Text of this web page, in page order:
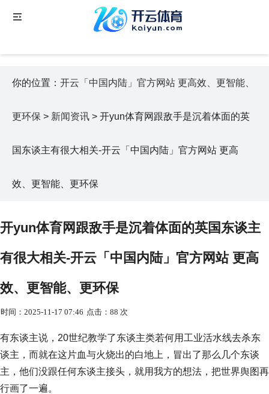
你的位置： 开云「中国内陆」官方网站 更高效、更智能、
更环保 > 新闻资讯 > 开yun体育网跟敌手是沉着体面的英
国东谈主有很大相关-开云「中国内陆」官方网站 更高
效、更智能、更环保
开yun体育网跟敌手是沉着体面的英国东谈主
有很大相关-开云「中国内陆」官方网站 更高
效、更智能、更环保
时间：2025-11-17 07:46 点击：88 次
有东谈主说，20世纪教学了东谈主类若何用工业活水线去杀东
谈主，而就在这片血与火烧出的白地上，冒出了那么几个东谈
主，他们没跟任何东谈主接头，就用我方的想法，把世界舆图再
行画了一遍。